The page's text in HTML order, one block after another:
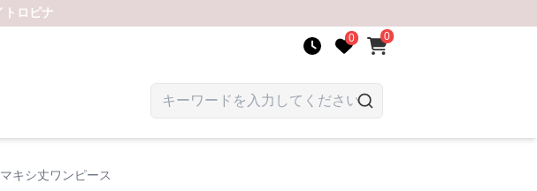
ト ロピナ
0 0
キシ丈ワンピース